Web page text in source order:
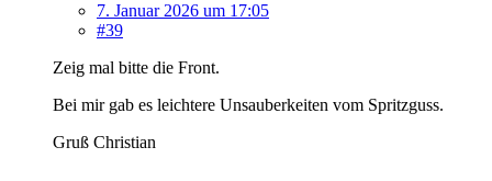
7. Januar 2026 um 17:05
#39
Zeig mal bitte die Front.
Bei mir gab es leichtere Unsauberkeiten vom Spritzguss.
Gruß Christian